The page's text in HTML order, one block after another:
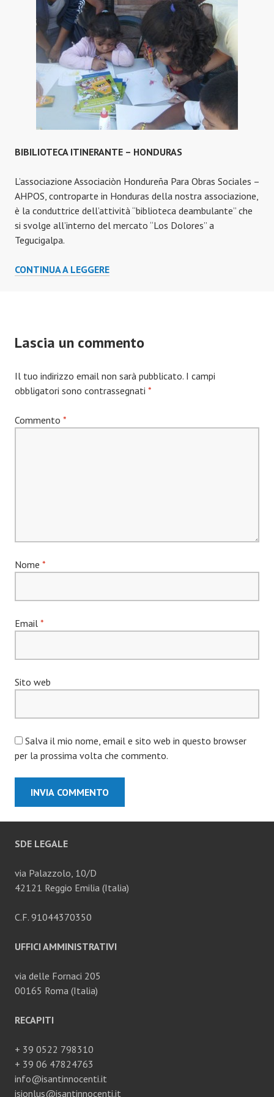
BIBILIOTECA ITINERANTE – HONDURAS
L’associazione Associaciòn Hondureña Para Obras Sociales –
AHPOS, controparte in Honduras della nostra associazione,
è la conduttrice dell’attività “biblioteca deambulante” che
si svolge all’interno del mercato “Los Dolores” a
Tegucigalpa.
CONTINUA A LEGGEREBIBILIOTECA
Lascia un commento
Il tuo indirizzo email non sarà pubblicato. I campi
obbligatori sono contrassegnati *
Commento *
Nome *
Email *
Sito web
Salva il mio nome, email e sito web in questo browser
per la prossima volta che commento.
SDE LEGALE
via Palazzolo, 10/D
42121 Reggio Emilia (Italia)
C.F. 91044370350
UFFICI AMMINISTRATIVI
via delle Fornaci 205
00165 Roma (Italia)
RECAPITI
+ 39 0522 798310
+ 39 06 47824763
info@isantinnocenti.it
isionlus@isantinnocenti.it